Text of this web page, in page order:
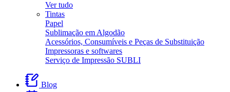
Ver tudo
Tintas
Papel
Sublimação em Algodão
Acessórios, Consumíveis e Peças de Substituição
Impressoras e softwares
Serviço de Impressão SUBLI
Blog